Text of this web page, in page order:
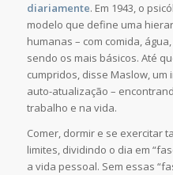
diariamente. Em 1943, o
modelo que define uma
humanas – com comida,
sendo os mais básicos. Até
cumpridos, disse Maslow,
auto-atualização –
trabalho e na vida.
Comer, dormir e se exercitar
limites, dividindo o dia em
a vida pessoal. Sem essas